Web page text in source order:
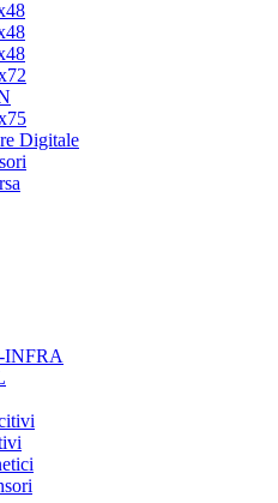
Digitale